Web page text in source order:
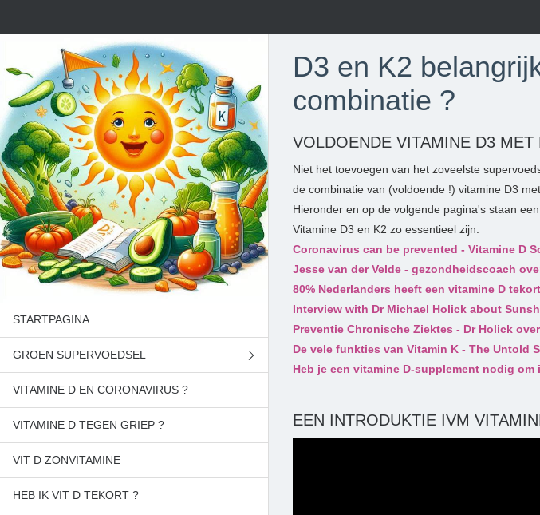
STARTPAGINA
GROEN SUPERVOEDSEL
BESTEL CHLORELLA
BESTEL SPIRULINA
BETAAL JE BESTELLING
SAMENAANKOOP
VITAMINE D EN CORONAVIRUS ?
VITAMINE D TEGEN GRIEP ?
VIT D ZONVITAMINE
HEB IK VIT D TEKORT ?
D3 en K2
combinatie ?
VOLDOENDE VITAMINE D3
Niet het toevoegen van het zoveelste
de combinatie van (voldoende !) vitamine D3 met
Hieronder en op de volgende pagina's staan
Vitamine D3 en K2 zo essentieel zijn.
Coronavirus can be prevented - Vitamine D
Jesse van der Velde - gezondheidscoach
80% Nederlanders heeft een vitamine D tekort
Interview with Dr Michael Holick about
Preventie Chronische Ziektes - Dr Holick
De vele funkties van Vitamin K - The Untold
Heb je een vitamine D-supplement nodig
EEN INTRODUKTIE IVM